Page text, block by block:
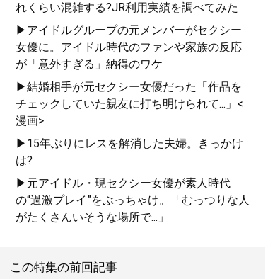
れくらい混雑する?JR利用実績を調べてみた
▶アイドルグループの元メンバーがセクシー
女優に。アイドル時代のファンや家族の反応
が「意外すぎる」納得のワケ
▶結婚相手が元セクシー女優だった「作品を
チェックしていた親友に打ち明けられて...」<
漫画>
▶15年ぶりにレスを解消した夫婦。きっかけ
は?
▶元アイドル・現セクシー女優が素人時代
の“過激プレイ”をぶっちゃけ。「むっつりな人
がたくさんいそうな場所で...」
この特集の前回記事